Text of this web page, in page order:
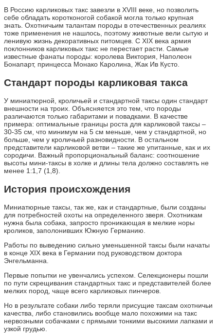
В Россию карликовых такс завезли в XVIII веке, но позволить
себе обладать коротконогой собакой могла только крупная
знать. Охотничьим талантам породы в отечественных реалиях
тоже применения не нашлось, поэтому животные вели сытую и
ленивую жизнь декоративных питомцев. С XIX века армия
поклонников карликовых такс не перестает расти. Самые
известные фанаты породы: королева Виктория, Наполеон
Бонапарт, принцесса Монако Каролина, Жак Ив Кусто.
Стандарт породы карликовая такса
У миниатюрной, кроличьей и стандартной таксы один стандарт
внешности на троих. Объясняется это тем, что породы
различаются только габаритами и повадками. В качестве
примера: оптимальные границы роста для карликовой таксы –
30-35 см, что минимум на 5 см меньше, чем у стандартной, но
больше, чем у кроличьей разновидности. В остальном
представители карликовой ветви – такие же упитанные, как и их
сородичи. Важный пропорциональный баланс: соотношение
высоты мини-таксы в холке и длины тела должно составлять не
менее 1:1,7 (1,8).
История происхождения
Миниатюрные таксы, так же, как и стандартные, были созданы
для потребностей охоты на определенного зверя. Охотникам
нужна была собака, запросто проникающая в мелкие норы
кроликов, заполонивших Южную Германию.
Работы по выведению сильно уменьшенной таксы были начаты
в конце XIX века в Германии под руководством доктора
Энгельманна.
Первые попытки не увенчались успехом. Селекционеры пошли
по пути скрещивания стандартных такс и представителей более
мелких пород, чаще всего карликовых пинчеров.
Но в результате собаки либо теряли присущие таксам охотничьи
качества, либо становились вообще мало похожими на такс
нервозными собачками с прямыми тонкими высокими лапками и
узкой грудью.